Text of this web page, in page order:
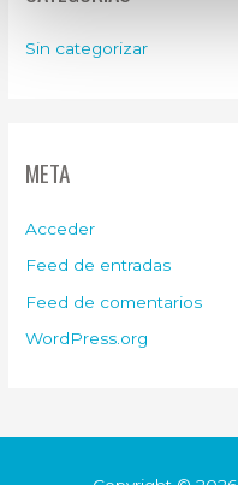
Sin categorizar
META
Acceder
Feed de entradas
Feed de comentarios
WordPress.org